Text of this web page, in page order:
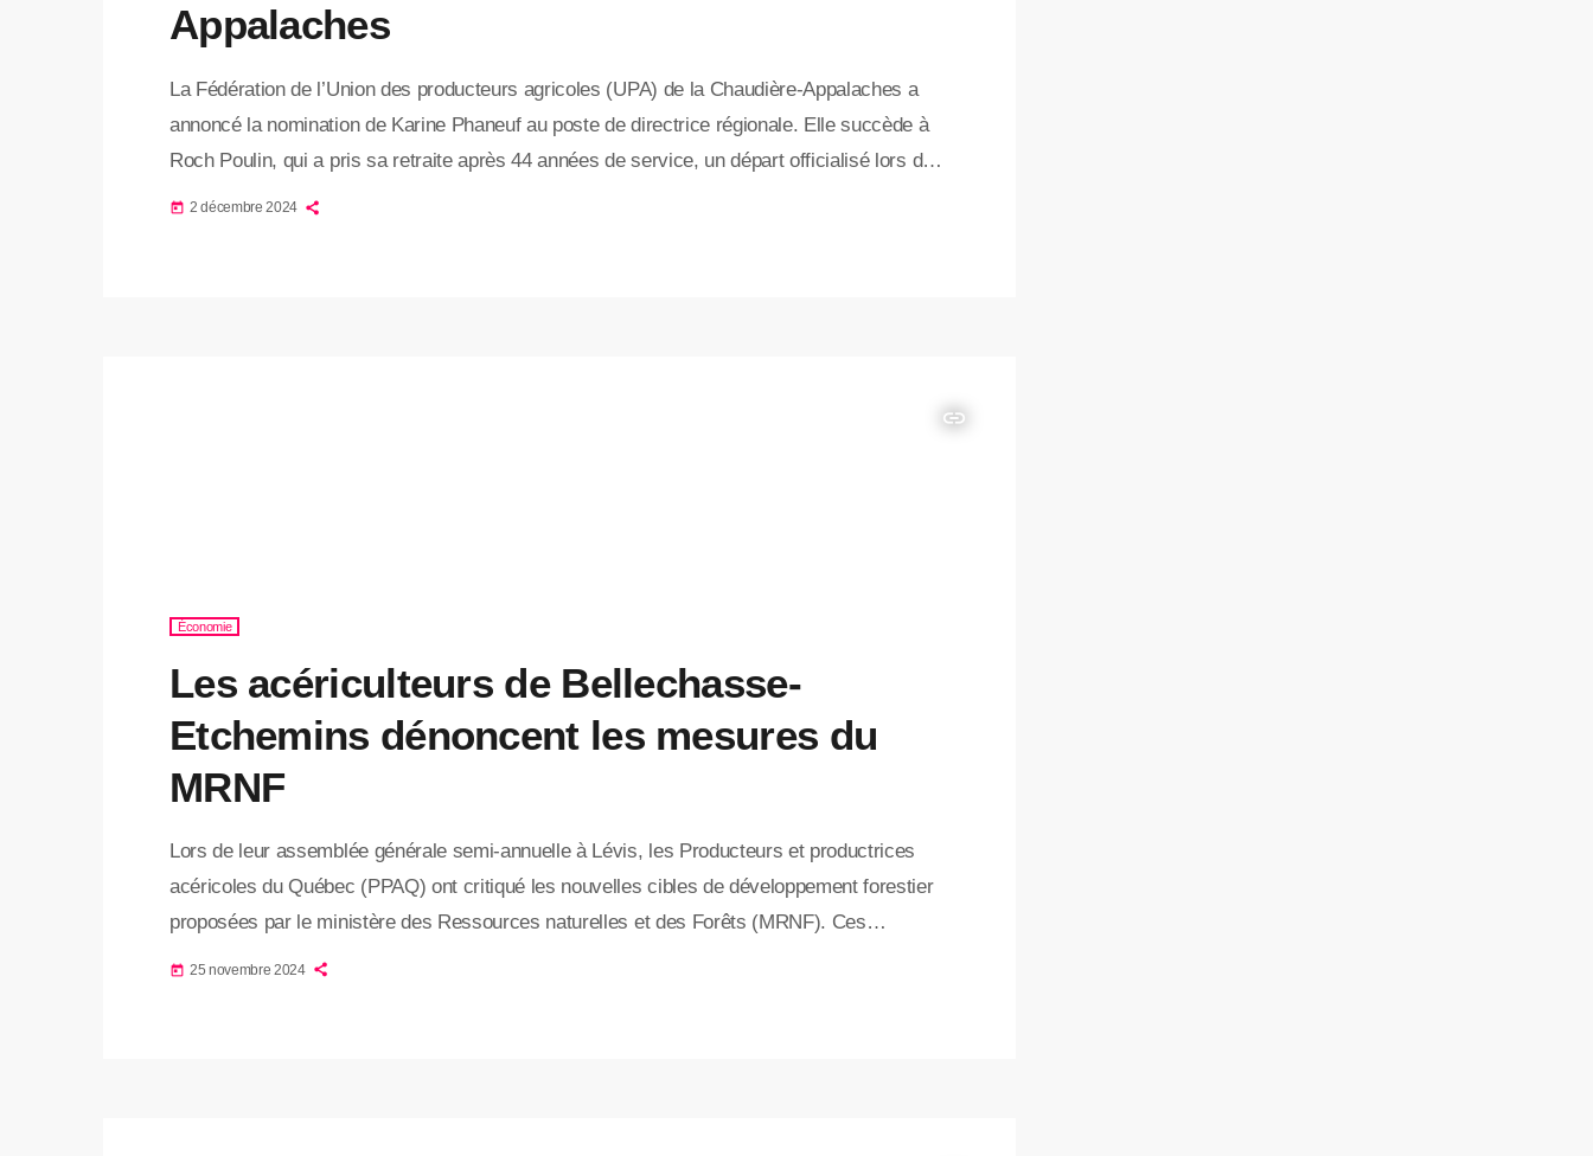
Appalaches
La Fédération de l’Union des producteurs agricoles (UPA) de la Chaudière-Appalaches a
annoncé la nomination de Karine Phaneuf au poste de directrice régionale. Elle succède à
Roch Poulin, qui a pris sa retraite après 44 années de service, un départ officialisé lors de
l’assemblée générale annuelle du 29 octobre dernier. Titulaire d’un baccalauréat en
today 2 décembre 2024
insert_link
Économie
Les acériculteurs de Bellechasse-
Etchemins dénoncent les mesures du
MRNF
Lors de leur assemblée générale semi-annuelle à Lévis, les Producteurs et productrices
acéricoles du Québec (PPAQ) ont critiqué les nouvelles cibles de développement forestier
proposées par le ministère des Ressources naturelles et des Forêts (MRNF). Ces
mesures, jugées restrictives, inquiètent particulièrement les producteurs de Bellechasse-
today 25 novembre 2024